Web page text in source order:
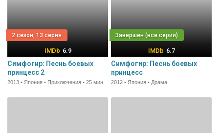
2 сезон, 13 серия
6.9
Симфогир: Песнь боевых
принцесс 2
2013 • Япония • Приключения • 25 мин.
6.7
Симфогир: Песнь боевых
принцесс
2012 • Япония • Драма